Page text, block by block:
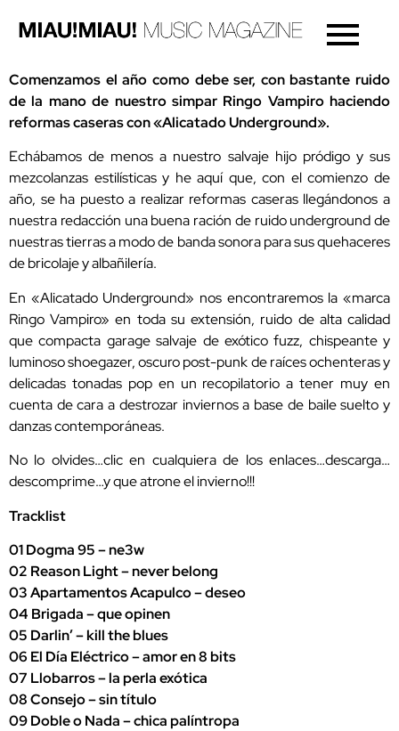
Comenzamos el año como debe ser, con bastante ruido
de la mano de nuestro simpar Ringo Vampiro haciendo
reformas caseras con «Alicatado Underground».
Echábamos de menos a nuestro salvaje hijo pródigo y sus
mezcolanzas estilísticas y he aquí que, con el comienzo de
año, se ha puesto a realizar reformas caseras llegándonos a
nuestra redacción una buena ración de ruido underground de
nuestras tierras a modo de banda sonora para sus quehaceres
de bricolaje y albañilería.
En «Alicatado Underground» nos encontraremos la «marca
Ringo Vampiro» en toda su extensión, ruido de alta calidad
que compacta garage salvaje de exótico fuzz, chispeante y
luminoso shoegazer, oscuro post-punk de raíces ochenteras y
delicadas tonadas pop en un recopilatorio a tener muy en
cuenta de cara a destrozar inviernos a base de baile suelto y
danzas contemporáneas.
No lo olvides…clic en cualquiera de los enlaces…descarga…
descomprime…y que atrone el invierno!!!
Tracklist
01 Dogma 95 – ne3w
02 Reason Light – never belong
03 Apartamentos Acapulco – deseo
04 Brigada – que opinen
05 Darlin’ – kill the blues
06 El Día Eléctrico – amor en 8 bits
07 Llobarros – la perla exótica
08 Consejo – sin título
09 Doble o Nada – chica palíntropa